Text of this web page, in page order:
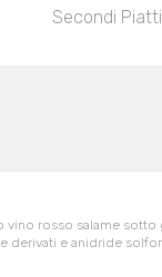
Secondi Piatti
vino rosso salame
derivati e anidride